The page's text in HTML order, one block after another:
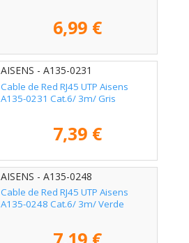
6,99 €
AISENS - A135-0231
Cable de Red RJ45 UTP Aisens
A135-0231 Cat.6/ 3m/ Gris
7,39 €
AISENS - A135-0248
Cable de Red RJ45 UTP Aisens
A135-0248 Cat.6/ 3m/ Verde